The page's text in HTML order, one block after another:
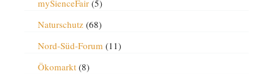
mySienceFair(5)
Naturschutz(68)
Nord-Süd-Forum(11)
Ökomarkt(8)